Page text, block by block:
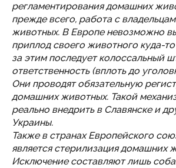
регламентирования домашних
прежде всего, работа с
животных. В Европе невозможно
приплод своего животного куда-
за этим последует колоссальный
ответственность (вплоть до
Они проводят обязательную
домашних животных. Такой
реально внедрить в Славянске и
Украины.
Также в странах Европейского
является стерилизация домашних
Исключение составляют лишь